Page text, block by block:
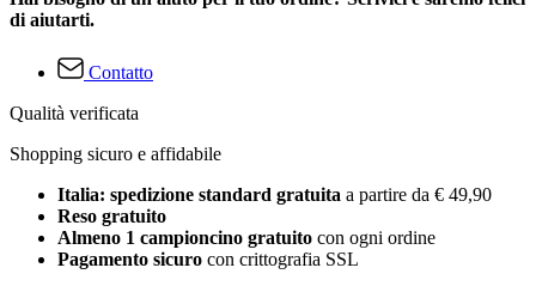
di aiutarti.
Contatto
Qualità verificata
Shopping sicuro e affidabile
Italia: spedizione standard gratuita a partire da € 49,90
Reso gratuito
Almeno 1 campioncino gratuito con ogni ordine
Pagamento sicuro con crittografia SSL